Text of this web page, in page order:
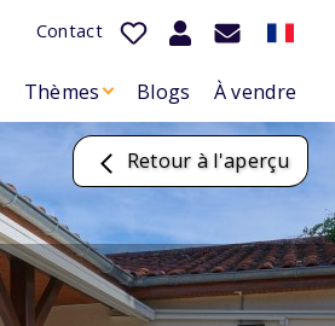
Contact
Thèmes Blogs À vendre
Retour à l'aperçu